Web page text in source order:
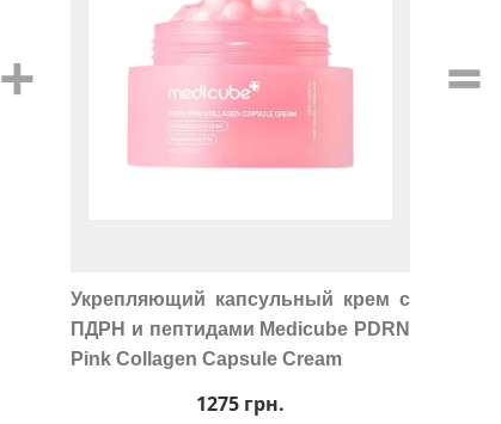
+
Укрепляющий капсульный крем с
ПДРН и пептидами Medicube PDRN
Pink Collagen Capsule Cream
1275 грн.
=